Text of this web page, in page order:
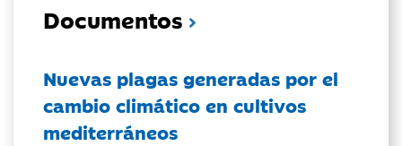
Documentos
Nuevas plagas generadas por el
cambio climático en cultivos
mediterráneos